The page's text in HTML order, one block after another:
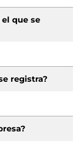
que se
registra?